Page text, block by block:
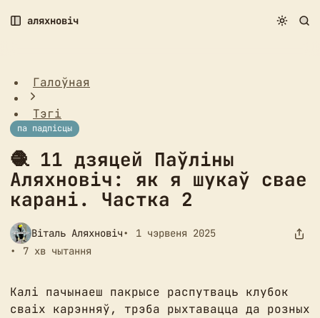
е
с
ц
і
д
н
а
і
г
а
е
с
ц
і
д
а
р
ы
к
у
е
с
ц
і
д
з
м
с
т
у
аляхновіч
Галоўная
Тэгі
па падпісцы
🧶 11 дзяцей Паўліны
Аляхновіч: як я шукаў свае
карані. Частка 2
Віталь Аляхновіч
1 чэрвеня 2025
7 хв чытання
Калі пачынаеш пакрысе распутваць клубок
сваіх карэнняў, трэба рыхтавацца да розных